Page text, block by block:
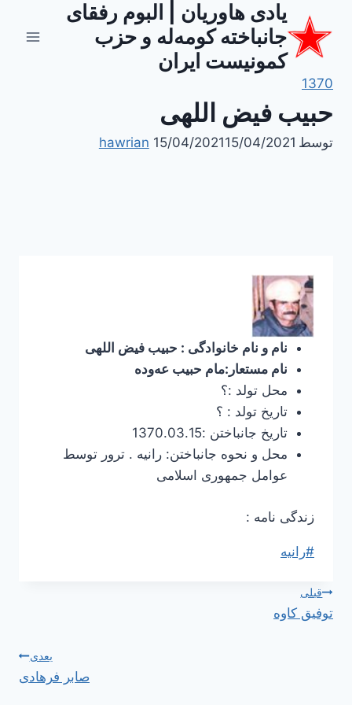
محتوا
یادی هاوریان | البوم رفقای
جانباخته کومه‌له و حزب
کمونیست ایران
1370
حبیب فیض اللهی
توسط hawrian 15/04/202115/04/2021
نام و نام خانوادگی : حبیب فیض اللهی
نام مستعار:مام حبیب عه‌وده‌
محل تولد :؟
تاریخ تولد : ؟
تاریخ جانباختن :1370.03.15
محل و نحوه جانباختن: رانیه . ترور توسط
عوامل جمهوری اسلامی
زندگی نامه :
برچسب‌های
#رانیه
راهبری
نوشته
قبلی
توفیق کاوه
بعدی
صابر فرهادی